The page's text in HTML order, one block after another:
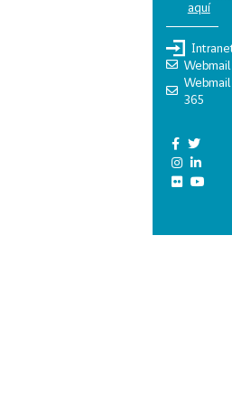
aquí
Webmail
Webmail
365